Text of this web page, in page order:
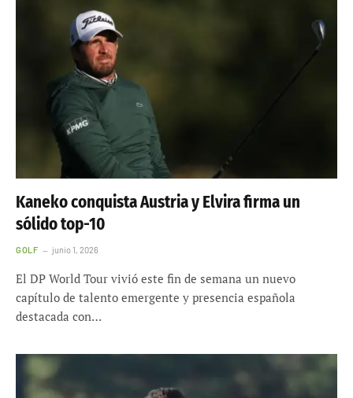
Kaneko conquista Austria y Elvira firma un
sólido top-10
GOLF junio 1, 2026
El DP World Tour vivió este fin de semana un nuevo
capítulo de talento emergente y presencia española
destacada con…